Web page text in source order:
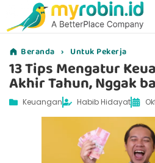
Beranda › Untuk Pekerja
13 Tips Mengatur
Akhir Tahun, Nggak
Keuangan Habib Hidayat